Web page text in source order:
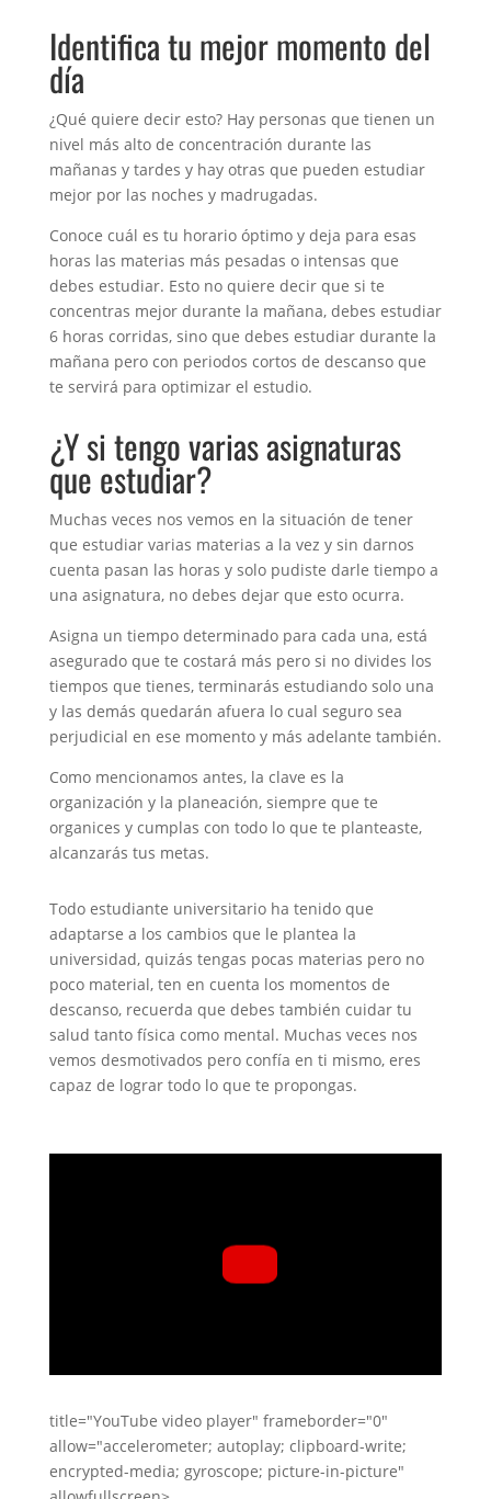
Identifica tu mejor momento del
día
¿Qué quiere decir esto? Hay personas que tienen un
nivel más alto de concentración durante las
mañanas y tardes y hay otras que pueden estudiar
mejor por las noches y madrugadas.
Conoce cuál es tu horario óptimo y deja para esas
horas las materias más pesadas o intensas que
debes estudiar. Esto no quiere decir que si te
concentras mejor durante la mañana, debes estudiar
6 horas corridas, sino que debes estudiar durante la
mañana pero con periodos cortos de descanso que
te servirá para optimizar el estudio.
¿Y si tengo varias asignaturas
que estudiar?
Muchas veces nos vemos en la situación de tener
que estudiar varias materias a la vez y sin darnos
cuenta pasan las horas y solo pudiste darle tiempo a
una asignatura, no debes dejar que esto ocurra.
Asigna un tiempo determinado para cada una, está
asegurado que te costará más pero si no divides los
tiempos que tienes, terminarás estudiando solo una
y las demás quedarán afuera lo cual seguro sea
perjudicial en ese momento y más adelante también.
Como mencionamos antes, la clave es la
organización y la planeación, siempre que te
organices y cumplas con todo lo que te planteaste,
alcanzarás tus metas.
Todo estudiante universitario ha tenido que
adaptarse a los cambios que le plantea la
universidad, quizás tengas pocas materias pero no
poco material, ten en cuenta los momentos de
descanso, recuerda que debes también cuidar tu
salud tanto física como mental. Muchas veces nos
vemos desmotivados pero confía en ti mismo, eres
capaz de lograr todo lo que te propongas.
title="YouTube video player" frameborder="0"
allow="accelerometer; autoplay; clipboard-write;
encrypted-media; gyroscope; picture-in-picture"